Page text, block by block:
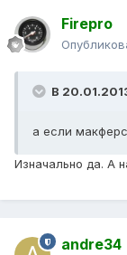
Firepro
В
а если
Изначально да. А
andre34